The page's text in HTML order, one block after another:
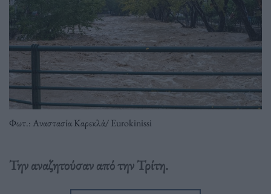
Φωτ.: Αναστασία Καρεκλά/ Eurokinissi
Την αναζητούσαν από την Τρίτη.